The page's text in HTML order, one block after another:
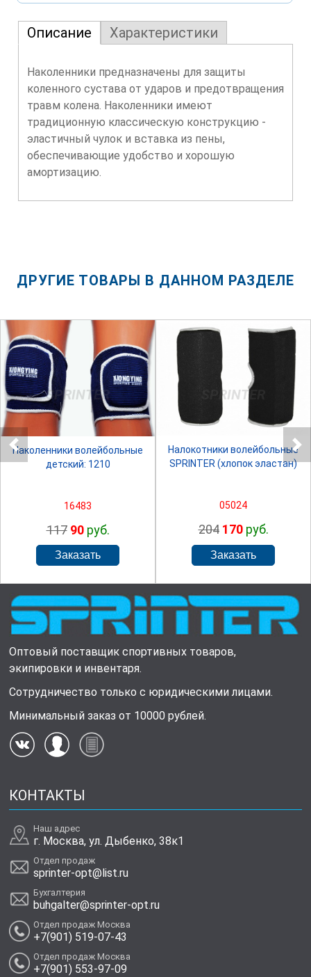
Описание Характеристики
Наколенники предназначены для защиты
коленного сустава от ударов и предотвращения
травм колена. Наколенники имеют
традиционную классическую конструкцию -
эластичный чулок и вставка из пены,
обеспечивающие удобство и хорошую
амортизацию.
ДРУГИЕ ТОВАРЫ В ДАННОМ РАЗДЕЛЕ
SPRINTER
Наколенники волейбольные
детский: 1210
16483
117 90руб.
SPRINTER
Налокотники волейбольные
SPRINTER (хлопок эластан)
05024
204 170руб.
Оптовый поставщик спортивных товаров,
экипировки и инвентаря.
Сотрудничество только с юридическими лицами.
Минимальный заказ от 10000 рублей.
КОНТАКТЫ
Наш адрес
г. Москва, ул. Дыбенко, 38к1
Отдел продаж
sprinter-opt@list.ru
Бухгалтерия
buhgalter@sprinter-opt.ru
Отдел продаж Москва
+7(901) 519-07-43
Отдел продаж Москва
+7(901) 553-97-09